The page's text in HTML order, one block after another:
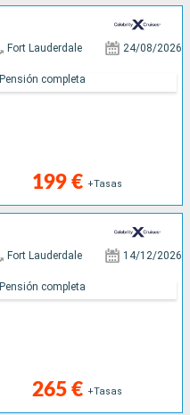
Fort Lauderdale 24/08/2026
199 € +Tasas
Pensión completa
Fort Lauderdale 14/12/2026
265 € +Tasas
Pensión completa